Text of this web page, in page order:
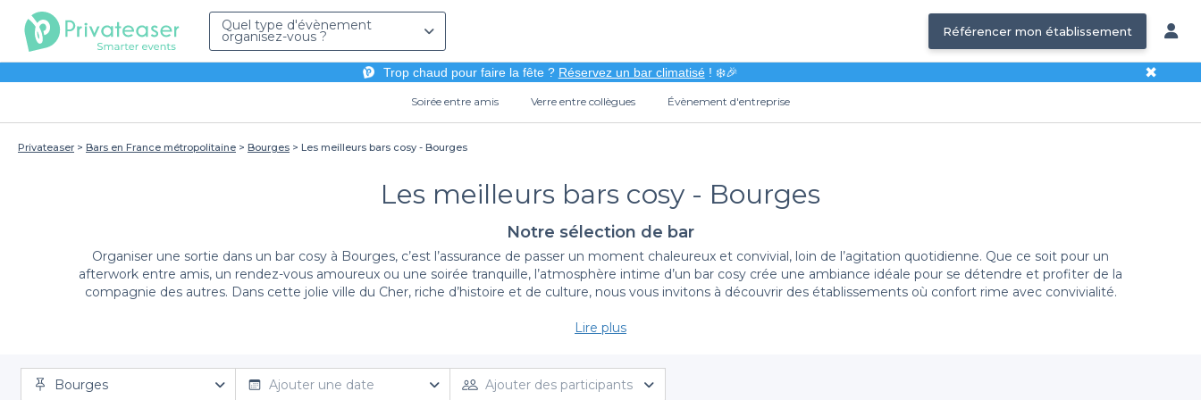
Quel type d'évènement
organisez-vous ? Référencer mon établissement
Trop chaud pour faire la fête ? Réservez un bar climatisé! ❄️🎉 ✖
Soirée entre amis Verre entre collègues Évènement d'entreprise
Privateaser Bars en France métropolitaine Bourges Les meilleurs bars cosy - Bourges
Les meilleurs bars cosy - Bourges
Notre sélection de bar
Organiser une sortie dans un bar cosy à Bourges, c’est l’assurance de passer un moment chaleureux et convivial, loin de l’agitation quotidienne. Que ce soit pour un
afterwork entre amis, un rendez-vous amoureux ou une soirée tranquille, l’atmosphère intime d’un bar cosy crée une ambiance idéale pour se détendre et profiter de la
compagnie des autres. Dans cette jolie ville du Cher, riche d’histoire et de culture, nous vous invitons à découvrir des établissements où confort rime avec convivialité.
Chez Privateaser, nous vous simplifions la vie en vous proposant une sélection de bars cosy à Bourges, à réserver directement en ligne. Nous avons répertorié pour vous des
adresses qui sauront séduire votre groupe tant par leur ambiance que par leur offre. En quelques clics, vous accédez à des informations détaillées sur chaque établissement,
Lire plus
Bourges Ajouter une date Ajouter des participants